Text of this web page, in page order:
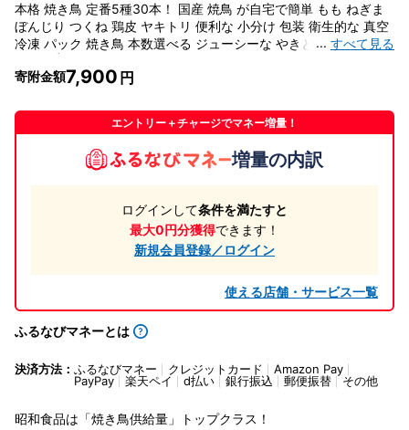
本格 焼き鳥 定番5種30本！ 国産 焼鳥 が自宅で簡単 もも ねぎま
ぼんじり つくね 鶏皮 ヤキトリ 便利な 小分け 包装 衛生的な 真空
冷凍 パック 焼き鳥 本数選べる ジューシーな やきとり セット 送
... すべて見る
寄附金額7,900
エントリー＋チャージでマネー増量！
増量の内訳
ログインして条件を満たすと
最大0円分獲得できます！
新規会員登録／ログイン
使える店舗・サービス一覧
ふるなびマネーとは
決済方法： ふるなびマネー クレジットカード
Amazon Pay
PayPay
楽天ペイ d払い 銀行振込 郵便振替 その他
昭和食品は「焼き鳥供給量」トップクラス！